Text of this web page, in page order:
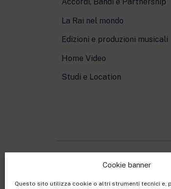
Cookie banner
Questo sito utilizza cookie o altri strumenti tecnici e,
Accordi, Bandi e Partnership
La Rai nel mondo
Edizioni e produzioni musicali
Home Video
Studi e Location
Rai
Sede